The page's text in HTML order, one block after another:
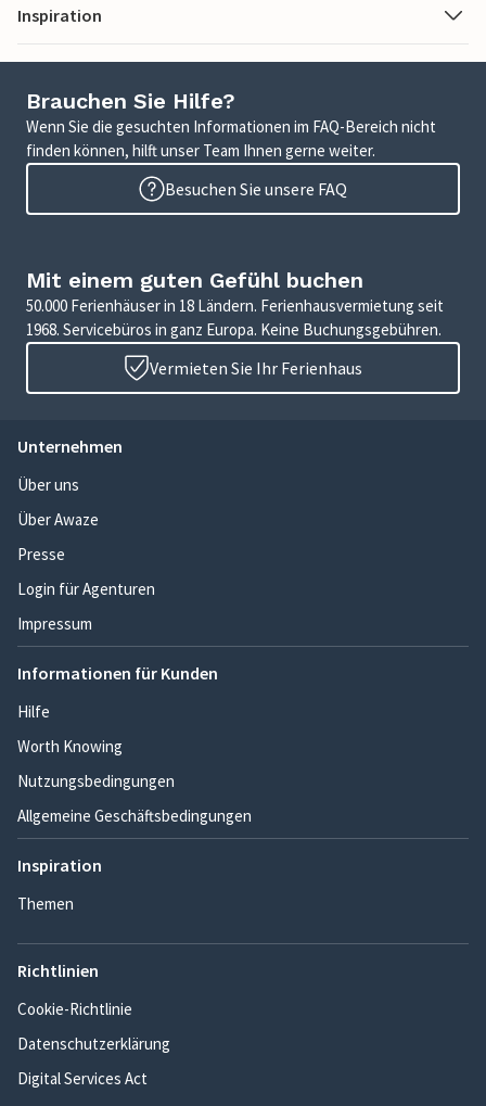
Inspiration
Brauchen Sie Hilfe?
Wenn Sie die gesuchten Informationen im FAQ-Bereich nicht
finden können, hilft unser Team Ihnen gerne weiter.
Besuchen Sie unsere FAQ
Mit einem guten Gefühl buchen
50.000 Ferienhäuser in 18 Ländern. Ferienhausvermietung seit
1968. Servicebüros in ganz Europa. Keine Buchungsgebühren.
Vermieten Sie Ihr Ferienhaus
Unternehmen
Über uns
Über Awaze
Presse
Login für Agenturen
Impressum
Informationen für Kunden
Hilfe
Worth Knowing
Nutzungsbedingungen
Allgemeine Geschäftsbedingungen
Inspiration
Themen
Richtlinien
Cookie-Richtlinie
Datenschutzerklärung
Digital Services Act